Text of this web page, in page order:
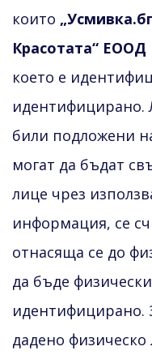
които
Красотата“ ЕООД
което е
идентифицирано.
били подложени
могат да бъдат
лице чрез
информация, се
отнасяща се до
да бъде
идентифицирано.
дадено